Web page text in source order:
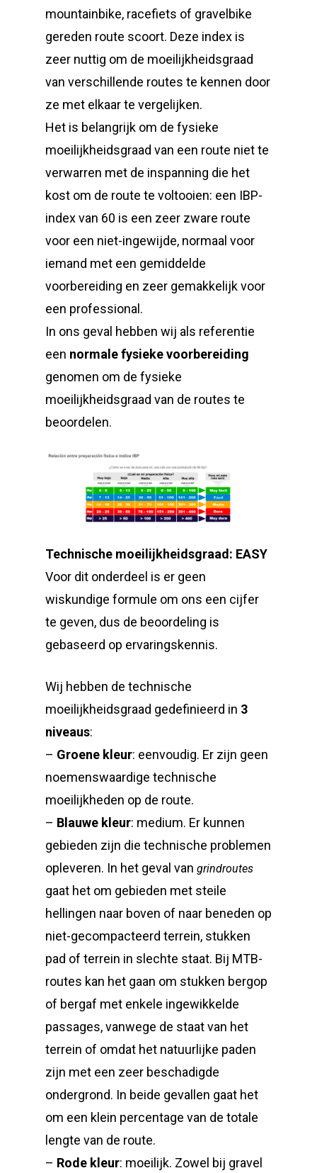
mountainbike, racefiets of gravelbike
gereden route scoort. Deze index is
zeer nuttig om de moeilijkheidsgraad
van verschillende routes te kennen door
ze met elkaar te vergelijken.
Het is belangrijk om de fysieke
moeilijkheidsgraad van een route niet te
verwarren met de inspanning die het
kost om de route te voltooien: een IBP-
index van 60 is een zeer zware route
voor een niet-ingewijde, normaal voor
iemand met een gemiddelde
voorbereiding en zeer gemakkelijk voor
een professional.
In ons geval hebben wij als referentie
een normale fysieke voorbereiding
genomen om de fysieke
moeilijkheidsgraad van de routes te
beoordelen.
Technische moeilijkheidsgraad: EASY
Voor dit onderdeel is er geen
wiskundige formule om ons een cijfer
te geven, dus de beoordeling is
gebaseerd op ervaringskennis.
Wij hebben de technische
moeilijkheidsgraad gedefinieerd in 3
niveaus:
– Groene kleur: eenvoudig. Er zijn geen
noemenswaardige technische
moeilijkheden op de route.
– Blauwe kleur: medium. Er kunnen
gebieden zijn die technische problemen
opleveren. In het geval van grindroutes
gaat het om gebieden met steile
hellingen naar boven of naar beneden op
niet-gecompacteerd terrein, stukken
pad of terrein in slechte staat. Bij MTB-
routes kan het gaan om stukken bergop
of bergaf met enkele ingewikkelde
passages, vanwege de staat van het
terrein of omdat het natuurlijke paden
zijn met een zeer beschadigde
ondergrond. In beide gevallen gaat het
om een klein percentage van de totale
lengte van de route.
– Rode kleur: moeilijk. Zowel bij gravel